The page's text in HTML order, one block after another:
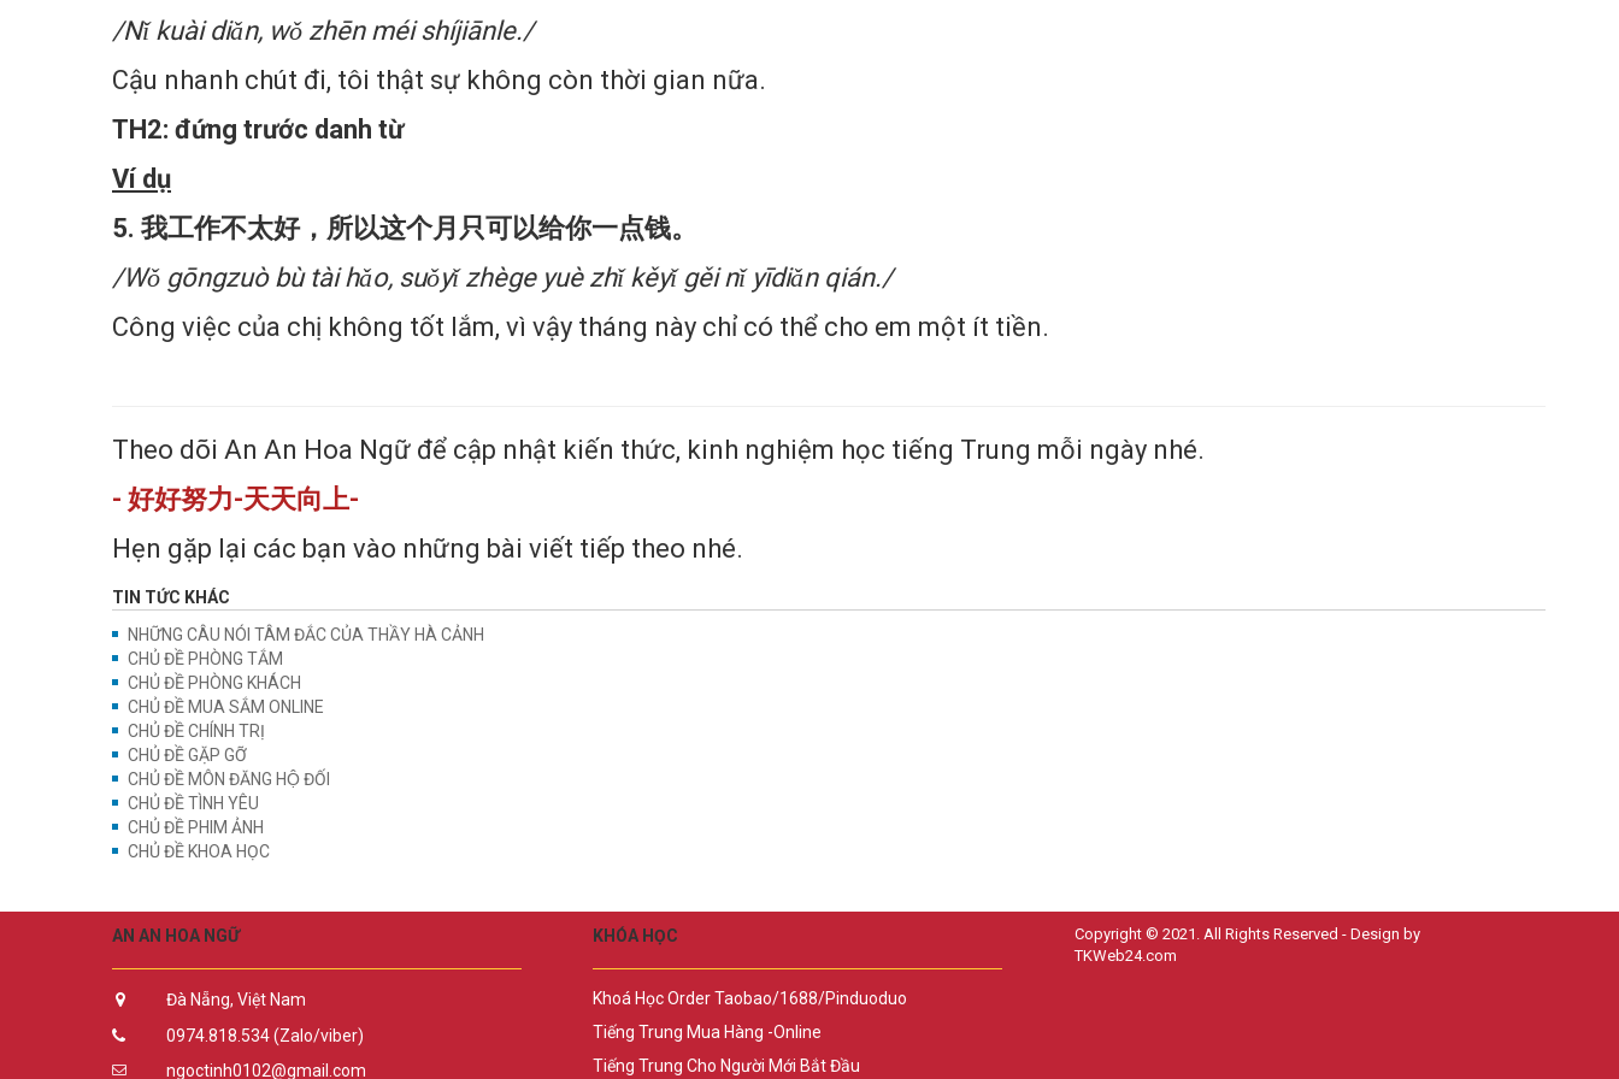
/Nǐ kuài diǎn, wǒ zhēn méi shíjiānle./
Cậu nhanh chút đi, tôi thật sự không còn thời gian nữa.
TH2: đứng trước danh từ
Ví dụ
5. 我工作不太好，所以这个月只可以给你一点钱。
/Wǒ gōngzuò bù tài hǎo, suǒyǐ zhège yuè zhǐ kěyǐ gěi nǐ yīdiǎn qián./
Công việc của chị không tốt lắm, vì vậy tháng này chỉ có thể cho em một ít tiền.
Theo dõi An An Hoa Ngữ để cập nhật kiến thức, kinh nghiệm học tiếng Trung mỗi ngày nhé.
- 好好努力-天天向上-
Hẹn gặp lại các bạn vào những bài viết tiếp theo nhé.
TIN TỨC KHÁC
NHỮNG CÂU NÓI TÂM ĐẮC CỦA THẦY HÀ CẢNH
CHỦ ĐỀ PHÒNG TẮM
CHỦ ĐỀ PHÒNG KHÁCH
CHỦ ĐỀ MUA SẮM ONLINE
CHỦ ĐỀ CHÍNH TRỊ
CHỦ ĐỀ GẶP GỠ
CHỦ ĐỀ MÔN ĐĂNG HỘ ĐỐI
CHỦ ĐỀ TÌNH YÊU
CHỦ ĐỀ PHIM ẢNH
CHỦ ĐỀ KHOA HỌC
AN AN HOA NGỮ
Đà Nẵng, Việt Nam
0974.818.534 (Zalo/viber)
ngoctinh0102@gmail.com
KHÓA HỌC
Khoá Học Order Taobao/1688/Pinduoduo
Tiếng Trung Mua Hàng -Online
Tiếng Trung Cho Người Mới Bắt Đầu
Copyright © 2021. All Rights Reserved - Design by
TKWeb24.com